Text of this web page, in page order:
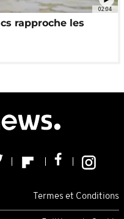
02:04
rapproche les
Termes et Conditions